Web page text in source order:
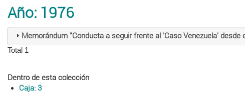
Año: 1976
Memorándum "Conducta a seguir frente al 'Caso Venezuela'
Total 1
Dentro de esta colección
Caja: 3